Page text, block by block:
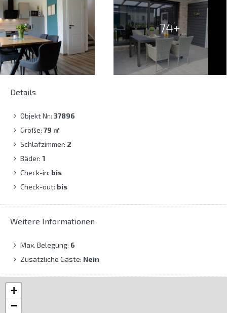
74+
Details
Objekt Nr.: 37896
Größe: 79 ㎡
Schlafzimmer: 2
Bäder: 1
Check-in: bis
Check-out: bis
Weitere Informationen
Max. Belegung: 6
Zusätzliche Gäste: Nein
+
−